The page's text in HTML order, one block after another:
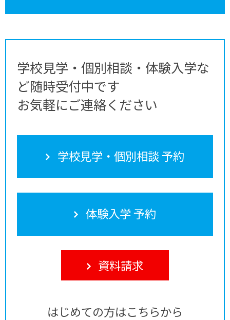
学校見学・個別相談・体験入学な
ど随時受付中です
お気軽にご連絡ください
学校見学・個別相談 予約
体験入学 予約
資料請求
はじめての方はこちらから